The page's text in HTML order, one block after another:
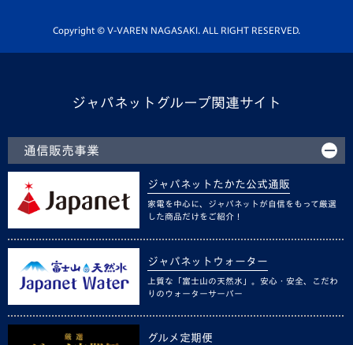
ホームタウン活動
Copyright © V-VAREN NAGASAKI. ALL RIGHT RESERVED.
ジャパネットグループ関連サイト
通信販売事業
ジャパネットたかた公式通販
家電を中心に、ジャパネットが自信をもって厳選
した商品だけをご紹介！
ジャパネットウォーター
上質な「富士山の天然水」。安心・安全、こだわ
りのウォーターサーバー
グルメ定期便